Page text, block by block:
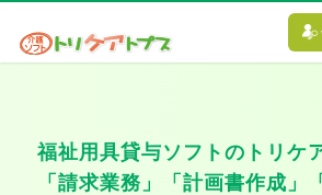
福祉用具貸与ソフトのトリケ
「請求業務」「計画書作成」